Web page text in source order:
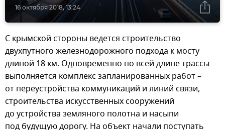
16 октября 2018, 13:24
С крымской стороны ведется строительство
двухпутного железнодорожного подхода к мосту
длиной 18 км. Одновременно по всей длине трассы
выполняется комплекс запланированных работ –
от переустройства коммуникаций и линий связи,
строительства искусственных сооружений
до устройства земляного полотна и насыпи
под будущую дорогу. На объект начали поступать